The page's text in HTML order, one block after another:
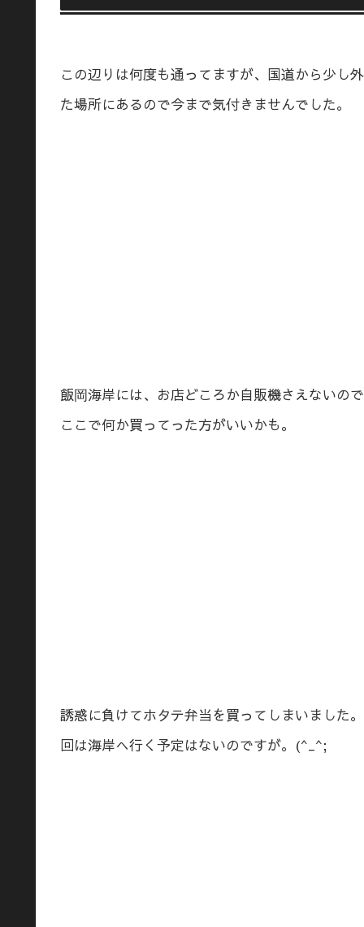
この辺りは何度も通ってますが、国道から少し
た場所にあるので今まで気付きませんでした。
飯岡海岸には、お店どころか自販機さえないの
ここで何か買ってった方がいいかも。
誘惑に負けてホタテ弁当を買ってしまいました
回は海岸へ行く予定はないのですが。(^_^;